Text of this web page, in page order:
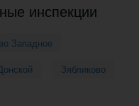
инспекции
Западное
Зябликово